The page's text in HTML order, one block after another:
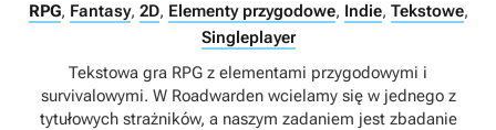
RPG, Fantasy, 2D, Elementy przygodowe, Indie, Tekstowe,
Singleplayer
Tekstowa gra RPG z elementami przygodowymi i
survivalowymi. W Roadwarden wcielamy się w jednego z
tytułowych strażników, a naszym zadaniem jest zbadanie